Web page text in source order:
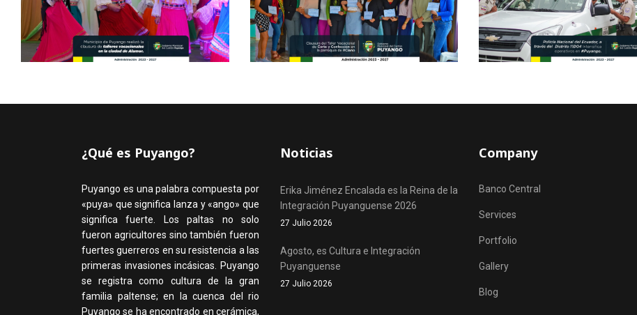
¿Qué es Puyango?
Puyango es una palabra compuesta por
«puya» que significa lanza y «ango» que
significa fuerte. Los paltas no solo
fueron agricultores sino también fueron
fuertes guerreros en su resistencia a las
primeras invasiones incásicas. Puyango
se registra como cultura de la gran
familia paltense; en la cuenca del rio
Puyango se ha encontrado en cerámica,
Noticias
Erika Jiménez Encalada es la Reina de la
Integración Puyanguense 2026
27 Julio 2026
Agosto, es Cultura e Integración
Puyanguense
27 Julio 2026
Company
Banco Central
Services
Portfolio
Gallery
Blog